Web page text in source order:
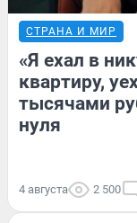
СТРАНА И МИР
«Я ехал в
квартиру,
тысячами
нуля
4 августа 2 500